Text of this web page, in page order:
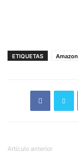
ETIQUETAS Amazon
Artículo anterior